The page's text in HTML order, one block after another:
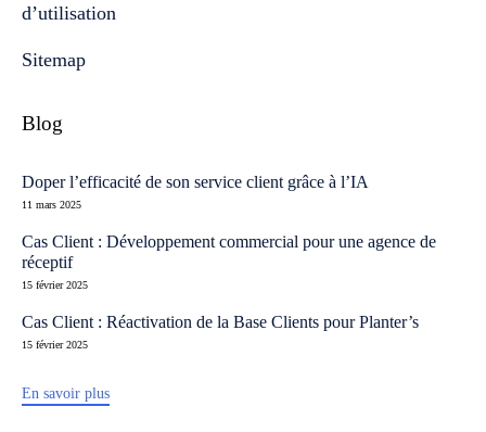
d’utilisation
Sitemap
Blog
Doper l’efficacité de son service client grâce à l’IA
11 mars 2025
Cas Client : Développement commercial pour une agence de
réceptif
15 février 2025
Cas Client : Réactivation de la Base Clients pour Planter’s
15 février 2025
En savoir plus